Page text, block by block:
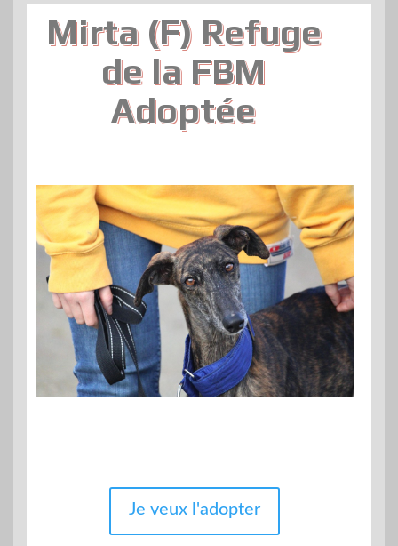
Mirta (F) Refuge
de la FBM
Adoptée
Je veux l'adopter